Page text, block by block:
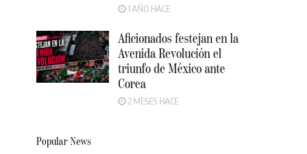
1 AÑO HACE
Aficionados festejan en la
Avenida Revolución el
triunfo de México ante
Corea
2 MESES HACE
Popular News